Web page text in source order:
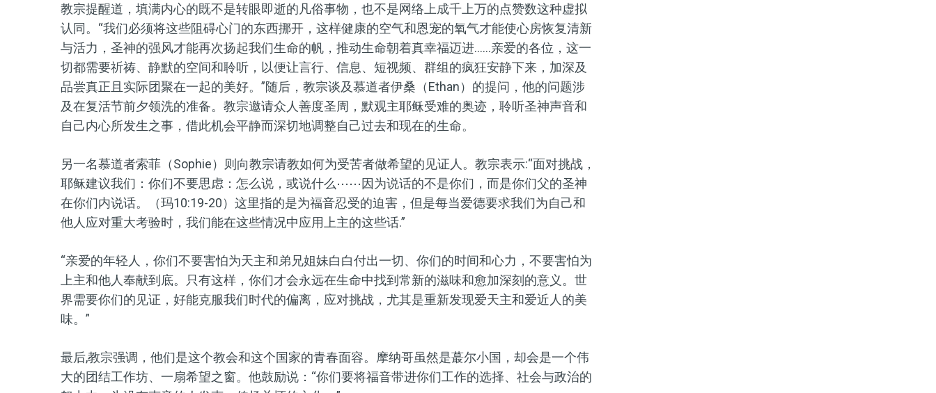
教宗提醒道，填满内心的既不是转眼即逝的凡俗事物，也不是网络上成千上万的点赞数这种虚拟
认同。“我们必须将这些阻碍心门的东西挪开，这样健康的空气和恩宠的氧气才能使心房恢复清新
与活力，圣神的强风才能再次扬起我们生命的帆，推动生命朝着真幸福迈进......亲爱的各位，这一
切都需要祈祷、静默的空间和聆听，以便让言行、信息、短视频、群组的疯狂安静下来，加深及
品尝真正且实际团聚在一起的美好。”随后，教宗谈及慕道者伊桑（Ethan）的提问，他的问题涉
及在复活节前夕领洗的准备。教宗邀请众人善度圣周，默观主耶稣受难的奥迹，聆听圣神声音和
自己内心所发生之事，借此机会平静而深切地调整自己过去和现在的生命。
另一名慕道者索菲（Sophie）则向教宗请教如何为受苦者做希望的见证人。教宗表示:“面对挑战，
耶稣建议我们：你们不要思虑：怎么说，或说什么⋯⋯因为说话的不是你们，而是你们父的圣神
在你们内说话。（玛10:19-20）这里指的是为福音忍受的迫害，但是每当爱德要求我们为自己和
他人应对重大考验时，我们能在这些情况中应用上主的这些话.”
“亲爱的年轻人，你们不要害怕为天主和弟兄姐妹白白付出一切、你们的时间和心力，不要害怕为
上主和他人奉献到底。只有这样，你们才会永远在生命中找到常新的滋味和愈加深刻的意义。世
界需要你们的见证，好能克服我们时代的偏离，应对挑战，尤其是重新发现爱天主和爱近人的美
味。”
最后,教宗强调，他们是这个教会和这个国家的青春面容。摩纳哥虽然是蕞尔小国，却会是一个伟
大的团结工作坊、一扇希望之窗。他鼓励说：“你们要将福音带进你们工作的选择、社会与政治的